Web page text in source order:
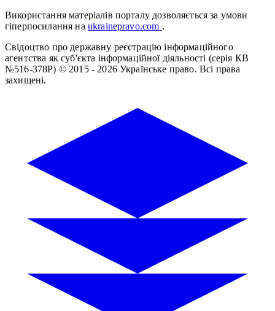
Використання матеріалів порталу дозволяється за умови
гіперпосилання на ukrainepravo.com .
Свідоцтво про державну реєстрацію інформаційного
агентства як суб'єкта інформаційної діяльності (серія КВ
№516-378Р) © 2015 - 2026 Українське право. Всі права
захищені.